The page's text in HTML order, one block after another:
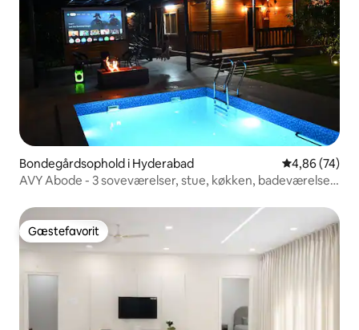
Bondegårdsophold i Hyderabad 4,86 ud af 5 i
4,86 (74)
AVY Abode - 3 soveværelser, stue, køkken, badeværelse,
Gæstefavorit
Gæstefavorit